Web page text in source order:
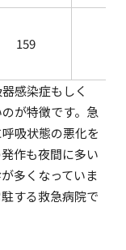
159
感染症もしく
が特徴です。急
吸状態の悪化を
作も夜間に多い
多くなっていま
する救急病院で